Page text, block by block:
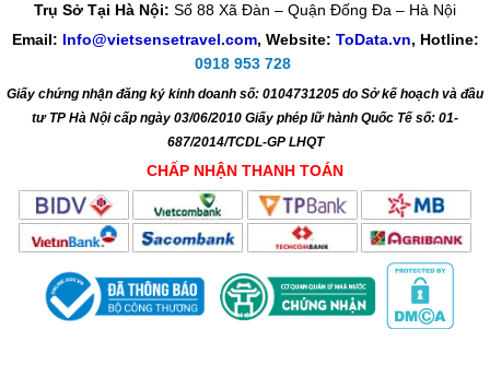
Trụ Sở Tại Hà Nội: Số 88 Xã Đàn – Quận Đống Đa – Hà Nội
Email: Info@vietsensetravel.com, Website: ToData.vn, Hotline:
0918 953 728
Giấy chứng nhận đăng ký kinh doanh số: 0104731205 do Sở kế hoạch và đầu
tư TP Hà Nội cấp ngày 03/06/2010 Giấy phép lữ hành Quốc Tế số: 01-
687/2014/TCDL-GP LHQT
CHẤP NHẬN THANH TOÁN